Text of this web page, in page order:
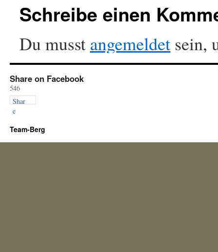
Schreibe einen
Du musst angemeldet sein,
Share on Facebook
546
Shar
e
Team-Berg